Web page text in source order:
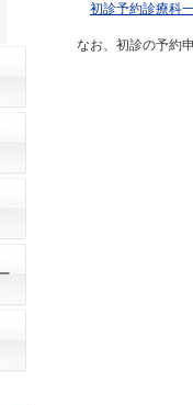
初診予約診療科
なお、初診の予約